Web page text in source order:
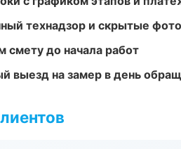
технадзор и скрытые
смету до начала работ
выезд на замер в день